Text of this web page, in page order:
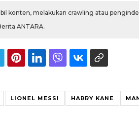
konten, melakukan crawling atau
ANTARA.
LIONEL MESSI HARRY KANE